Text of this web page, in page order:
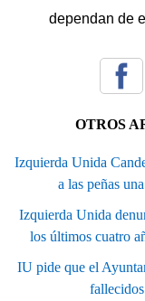
dependan de
OTROS
Izquierda Unida
a las peñas
Izquierda Unida
los últimos cuatro
IU pide que el